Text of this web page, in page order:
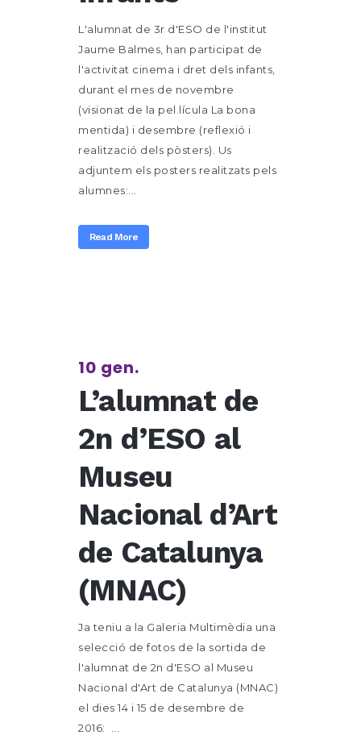
L'alumnat de 3r d'ESO de l'institut
Jaume Balmes, han participat de
l'activitat cinema i dret dels infants,
durant el mes de novembre
(visionat de la pel.lícula La bona
mentida) i desembre (reflexió i
realització dels pòsters). Us
adjuntem els posters realitzats pels
alumnes:...
Read More
10 gen.
L’alumnat de
2n d’ESO al
Museu
Nacional d’Art
de Catalunya
(MNAC)
Ja teniu a la Galeria Multimèdia una
selecció de fotos de la sortida de
l'alumnat de 2n d'ESO al Museu
Nacional d'Art de Catalunya (MNAC)
el dies 14 i 15 de desembre de
2016: ...